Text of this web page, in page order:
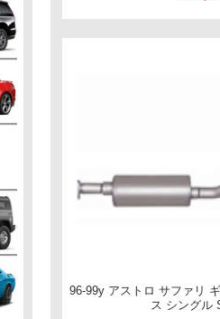
96-99y アストロ サファリ
ス シングル